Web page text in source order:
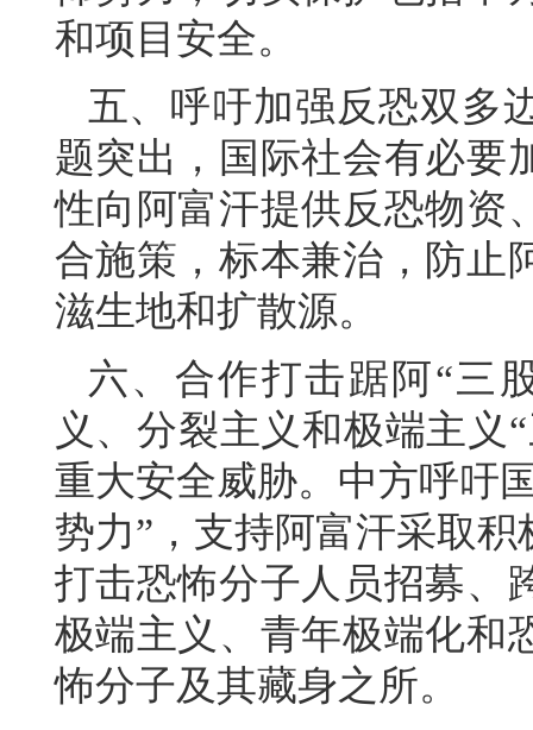
和项目安全。
五、呼吁加强反恐双多
题突出，国际社会有必要
性向阿富汗提供反恐物资
合施策，标本兼治，防止
滋生地和扩散源。
六、合作打击踞阿“三
义、分裂主义和极端主义
重大安全威胁。中方呼吁
势力”，支持阿富汗采取
打击恐怖分子人员招募、
极端主义、青年极端化和
怖分子及其藏身之所。